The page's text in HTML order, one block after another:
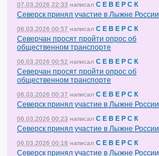
07.03.2026 22:33 написал С Е В Е Р С К
Северск принял участие в Лыжне России
06.03.2026 00:57 написал С Е В Е Р С К
Северчан просят пройти опрос об
общественном транспорте
06.03.2026 00:52 написал С Е В Е Р С К
Северчан просят пройти опрос об
общественном транспорте
06.03.2026 00:37 написал С Е В Е Р С К
Северск принял участие в Лыжне России
06.03.2026 00:23 написал С Е В Е Р С К
Северск принял участие в Лыжне России
06.03.2026 00:18 написал С Е В Е Р С К
Северск принял участие в Лыжне России